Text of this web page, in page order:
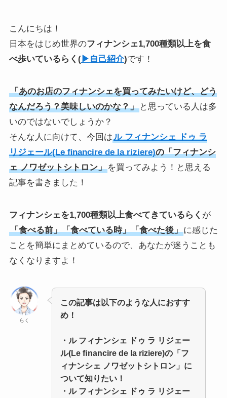
こんにちは！
日本をはじめ世界のフィナンシェ1,700種類以上を食
べ歩いている らく (▶︎自己紹介)です！
「あのお店のフィナンシェを買ってみたいけど、どう
なんだろう？美味しいのかな？」と思っている人は多
いのではないでしょうか？
そんな人に向けて、今回はル フィナンシェ ドゥ ラ
リジェール(Le ﬁnancire de la riziere)の「フィナンシ
ェ ノワゼットシトロン」を買ってみよう！と思える
記事を書きました！
フィナンシェを1,700種類以上食べてきているらく が
「食べる前」「食べている時」「食べた後」に感じた
ことを簡単にまとめているので、あなたが迷うことも
なくなりますよ！
らく
この記事は以下のような人におすす
め！
・ル フィナンシェ ドゥ ラ リジェー
ル(Le ﬁnancire de la riziere)の「フ
ィナンシェ ノワゼットシトロン」に
ついて知りたい！
・ ル フィナンシェ ドゥ ラ リジェー